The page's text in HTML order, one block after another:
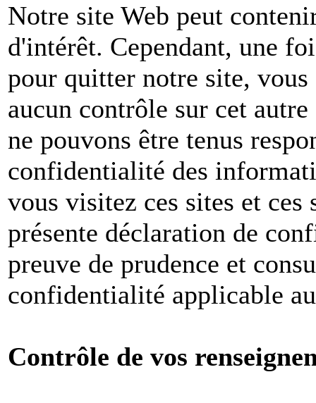
Notre site Web peut
d'intérêt. Cependant, une
pour quitter notre site, vous
aucun contrôle sur cet
ne pouvons être tenus
confidentialité des
vous visitez ces sites et ces
présente déclaration de
preuve de prudence et
confidentialité applicable
Contrôle de vos